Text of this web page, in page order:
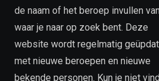
de naam of het beroep invullen
waar je naar op zoek bent. Deze
website wordt regelmatig
met nieuwe beroepen en nieuwe
bekende personen. Kun je niet